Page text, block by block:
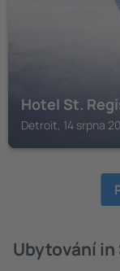
Hotel St.
Detroit, 14 srpna
Ubytování